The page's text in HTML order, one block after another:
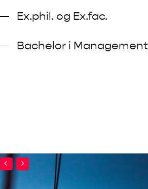
Ex.phil. og Ex.fac.
Bachelor i Management